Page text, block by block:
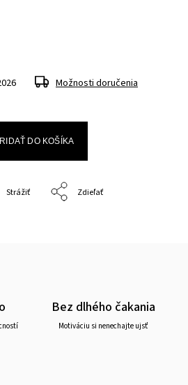
Možnosti doručenia
DO KOŠÍKA
Strážiť Zdieľať
Bez dlhého čakania
Motiváciu si nenechajte ujsť